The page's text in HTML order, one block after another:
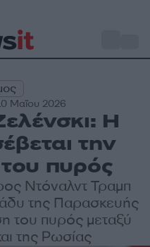
Μαΐου 2026
Η
την
πυρός
Ντόναλντ Τραμπ
της Παρασκευής
του πυρός μεταξύ
της Ρωσίας